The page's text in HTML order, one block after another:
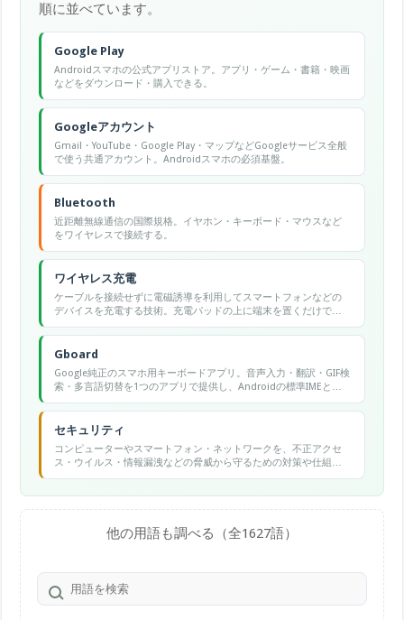
順に並べています。
Google Play
Androidスマホの公式アプリストア。アプリ・ゲーム・書籍・映画
などをダウンロード・購入できる。
Googleアカウント
Gmail・YouTube・Google Play・マップなどGoogleサービス全般
で使う共通アカウント。Androidスマホの必須基盤。
Bluetooth
近距離無線通信の国際規格。イヤホン・キーボード・マウスなど
をワイヤレスで接続する。
ワイヤレス充電
ケーブルを接続せずに電磁誘導を利用してスマートフォンなどの
デバイスを充電する技術。充電パッドの上に端末を置くだけで充
電が始まる。
Gboard
Google純正のスマホ用キーボードアプリ。音声入力・翻訳・GIF検
索・多言語切替を1つのアプリで提供し、Androidの標準IMEとし
ても使われる。
セキュリティ
コンピューターやスマートフォン・ネットワークを、不正アクセ
ス・ウイルス・情報漏洩などの脅威から守るための対策や仕組み
の総称。
他の用語も調べる（全1627語）